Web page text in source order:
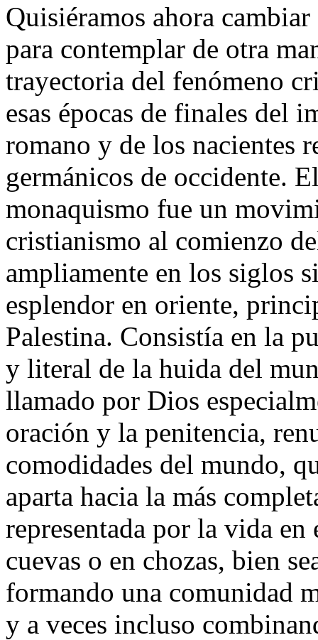
Quisiéramos ahora
para contemplar de otra
trayectoria del fenómeno
esas épocas de finales del
romano y de los nacientes
germánicos de occidente.
monaquismo fue un
cristianismo al comienzo
ampliamente en los siglos
esplendor en oriente,
Palestina. Consistía en la
y literal de la huida del
llamado por Dios
oración y la penitencia,
comodidades del mundo,
aparta hacia la más
representada por la vida
cuevas o en chozas, bien
formando una comunidad
y a veces incluso